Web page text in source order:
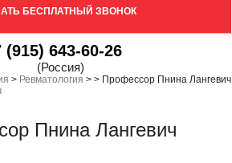
БЕСПЛАТНЫЙ ЗВОНОК
(915) 643-60-26
(Россия)
> Ревматология > > Профессор Пнина Лангевич
Пнина Лангевич